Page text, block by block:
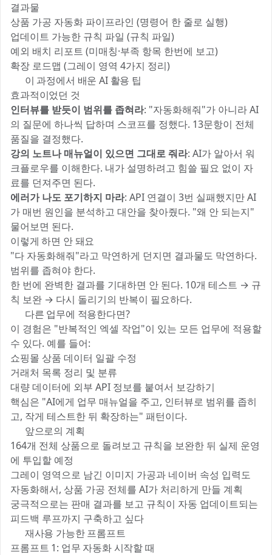
결과물
상품 가공 자동화 파이프라인 (명령어 한 줄로 실행)
업데이트 가능한 규칙 파일 (규칙 파일)
예외 배치 리포트 (미매칭·부족 항목 한번에 보고)
확장 로드맵 (그레이 영역 4가지 정리)
💬 이 과정에서 배운 AI 활용 팁
효과적이었던 것
인터뷰를 받듯이 범위를 좁혀라: "자동화해줘"가 아니라 AI
의 질문에 하나씩 답하며 스코프를 정했다. 13문항이 전체
품질을 결정했다.
강의 노트나 매뉴얼이 있으면 그대로 줘라: AI가 알아서 워
크플로우를 이해한다. 내가 설명하려고 힘쓸 필요 없이 자
료를 던져주면 된다.
에러가 나도 포기하지 마라: API 연결이 3번 실패했지만 AI
가 매번 원인을 분석하고 대안을 찾아줬다. "왜 안 되는지"
물어보면 된다.
이렇게 하면 안 돼요
"다 자동화해줘"라고 막연하게 던지면 결과물도 막연하다.
범위를 좁혀야 한다.
한 번에 완벽한 결과를 기대하면 안 된다. 10개 테스트 → 규
칙 보완 → 다시 돌리기의 반복이 필요하다.
🌍 다른 업무에 적용한다면?
이 경험은 "반복적인 엑셀 작업"이 있는 모든 업무에 적용할
수 있다. 예를 들어:
쇼핑몰 상품 데이터 일괄 수정
거래처 목록 정리 및 분류
대량 데이터에 외부 API 정보를 붙여서 보강하기
핵심은 "AI에게 업무 매뉴얼을 주고, 인터뷰로 범위를 좁히
고, 작게 테스트한 뒤 확장하는" 패턴이다.
🚀 앞으로의 계획
164개 전체 상품으로 돌려보고 규칙을 보완한 뒤 실제 운영
에 투입할 예정
그레이 영역으로 남긴 이미지 가공과 네이버 속성 입력도
자동화해서, 상품 가공 전체를 AI가 처리하게 만들 계획
궁극적으로는 판매 결과를 보고 규칙이 자동 업데이트되는
피드백 루프까지 구축하고 싶다
📋 재사용 가능한 프롬프트
프롬프트 1: 업무 자동화 시작할 때